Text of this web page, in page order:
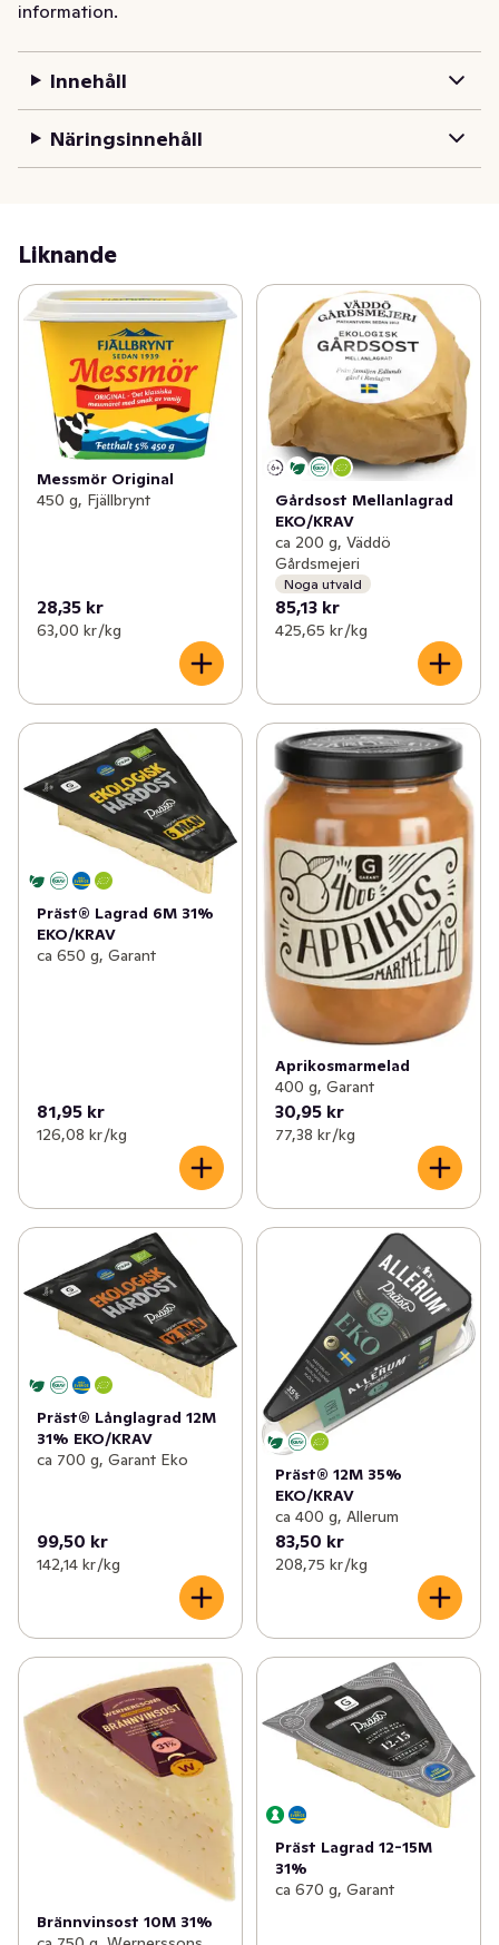
information.
Innehåll
Näringsinnehåll
Liknande
Messmör Original
450 g, Fjällbrynt
28,35 kr
63,00 kr /kg
Gårdsost Mellanlagrad
EKO/KRAV
ca 200 g, Väddö
Gårdsmejeri
Noga utvald
85,13 kr
425,65 kr /kg
Präst® Lagrad 6M 31%
EKO/KRAV
ca 650 g, Garant
81,95 kr
126,08 kr /kg
Aprikosmarmelad
400 g, Garant
30,95 kr
77,38 kr /kg
Präst® Långlagrad 12M
31% EKO/KRAV
ca 700 g, Garant Eko
99,50 kr
142,14 kr /kg
Präst® 12M 35%
EKO/KRAV
ca 400 g, Allerum
83,50 kr
208,75 kr /kg
Brännvinsost 10M 31%
Präst Lagrad 12-15M
31%
ca 670 g, Garant